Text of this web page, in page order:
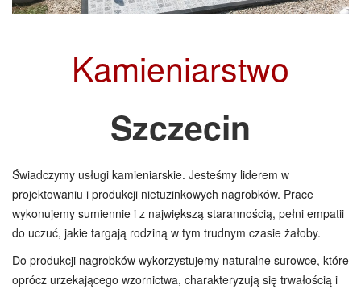
Kamieniarstwo
Szczecin
Świadczymy usługi kamieniarskie. Jesteśmy liderem w
projektowaniu i produkcji nietuzinkowych nagrobków. Prace
wykonujemy sumiennie i z największą starannością, pełni empatii
do uczuć, jakie targają rodziną w tym trudnym czasie żałoby.
Do produkcji nagrobków wykorzystujemy naturalne surowce, które
oprócz urzekającego wzornictwa, charakteryzują się trwałością i